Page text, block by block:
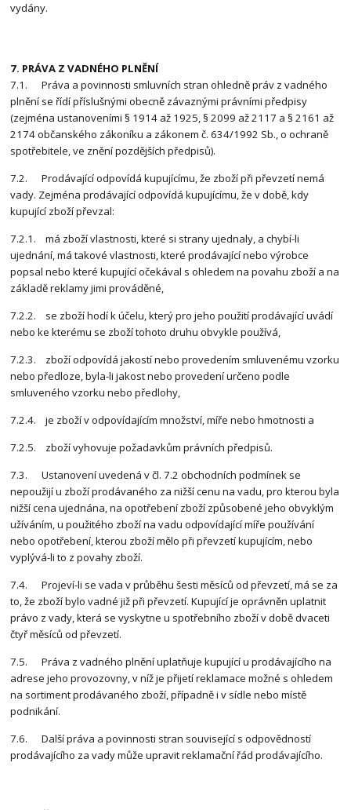
vydány.
7. PRÁVA Z VADNÉHO PLNĚNÍ
7.1. Práva a povinnosti smluvních stran ohledně práv z vadného
plnění se řídí příslušnými obecně závaznými právními předpisy
(zejména ustanoveními § 1914 až 1925, § 2099 až 2117 a § 2161 až
2174 občanského zákoníku a zákonem č. 634/1992 Sb., o ochraně
spotřebitele, ve znění pozdějších předpisů).
7.2. Prodávající odpovídá kupujícímu, že zboží při převzetí nemá
vady. Zejména prodávající odpovídá kupujícímu, že v době, kdy
kupující zboží převzal:
7.2.1. má zboží vlastnosti, které si strany ujednaly, a chybí-li
ujednání, má takové vlastnosti, které prodávající nebo výrobce
popsal nebo které kupující očekával s ohledem na povahu zboží a na
základě reklamy jimi prováděné,
7.2.2. se zboží hodí k účelu, který pro jeho použití prodávající uvádí
nebo ke kterému se zboží tohoto druhu obvykle používá,
7.2.3. zboží odpovídá jakostí nebo provedením smluvenému vzorku
nebo předloze, byla-li jakost nebo provedení určeno podle
smluveného vzorku nebo předlohy,
7.2.4. je zboží v odpovídajícím množství, míře nebo hmotnosti a
7.2.5. zboží vyhovuje požadavkům právních předpisů.
7.3. Ustanovení uvedená v čl. 7.2 obchodních podmínek se
nepoužijí u zboží prodávaného za nižší cenu na vadu, pro kterou byla
nižší cena ujednána, na opotřebení zboží způsobené jeho obvyklým
užíváním, u použitého zboží na vadu odpovídající míře používání
nebo opotřebení, kterou zboží mělo při převzetí kupujícím, nebo
vyplývá-li to z povahy zboží.
7.4. Projeví-li se vada v průběhu šesti měsíců od převzetí, má se za
to, že zboží bylo vadné již při převzetí. Kupující je oprávněn uplatnit
právo z vady, která se vyskytne u spotřebního zboží v době dvaceti
čtyř měsíců od převzetí.
7.5. Práva z vadného plnění uplatňuje kupující u prodávajícího na
adrese jeho provozovny, v níž je přijetí reklamace možné s ohledem
na sortiment prodávaného zboží, případně i v sídle nebo místě
podnikání.
7.6. Další práva a povinnosti stran související s odpovědností
prodávajícího za vady může upravit reklamační řád prodávajícího.